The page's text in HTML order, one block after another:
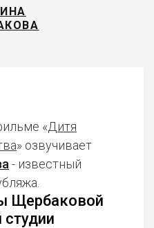
«Дитя
» озвучивает
- известный
Щербаковой